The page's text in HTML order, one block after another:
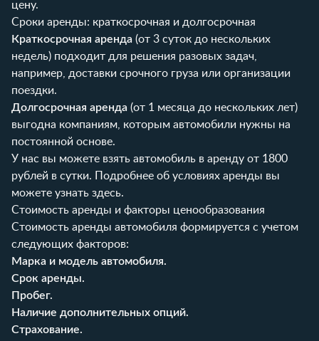
цену.
Сроки аренды: краткосрочная и долгосрочная
Краткосрочная аренда (от 3 суток до нескольких
недель) подходит для решения разовых задач,
например, доставки срочного груза или организации
поездки.
Долгосрочная аренда (от 1 месяца до нескольких лет)
выгодна компаниям, которым автомобили нужны на
постоянной основе.
У нас вы можете взять автомобиль в аренду от 1800
рублей в сутки. Подробнее об условиях аренды вы
можете узнать здесь.
Стоимость аренды и факторы ценообразования
Стоимость аренды автомобиля формируется с учетом
следующих факторов:
Марка и модель автомобиля.
Срок аренды.
Пробег.
Наличие дополнительных опций.
Страхование.